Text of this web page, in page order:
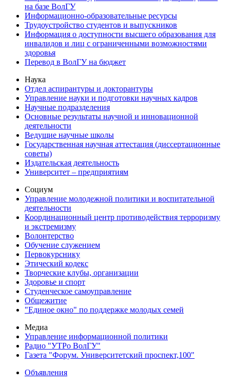
на базе ВолГУ
Информационно-образовательные ресурсы
Трудоустройство студентов и выпускников
Информация о доступности высшего образования для
инвалидов и лиц с ограниченными возможностями
здоровья
Перевод в ВолГУ на бюджет
Наука
Отдел аспирантуры и докторантуры
Управление науки и подготовки научных кадров
Научные подразделения
Основные результаты научной и инновационной
деятельности
Ведущие научные школы
Государственная научная аттестация (диссертационные
советы)
Издательская деятельность
Университет – предприятиям
Социум
Управление молодежной политики и воспитательной
деятельности
Координационный центр противодействия терроризму
и экстремизму
Волонтерство
Обучение служением
Первокурснику
Этический кодекс
Творческие клубы, организации
Здоровье и спорт
Студенческое самоуправление
Общежитие
"Единое окно" по поддержке молодых семей
Медиа
Управление информационной политики
Радио "УТРо ВолГУ"
Газета "Форум. Университетский проспект,100"
Объявления